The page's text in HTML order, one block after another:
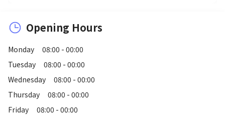
Opening Hours
Monday
08:00 - 00:00
Tuesday
08:00 - 00:00
Wednesday
08:00 - 00:00
Thursday
08:00 - 00:00
Friday
08:00 - 00:00